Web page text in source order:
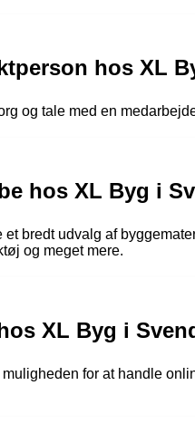
hos XL
og tale med en
hos XL Byg i
et bredt udvalg af
og meget mere.
XL Byg i
for at handle